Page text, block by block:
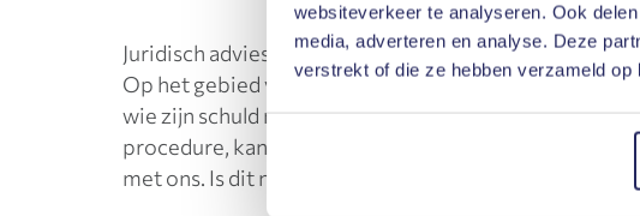
websiteverkeer te analyseren. Ook
media, adverteren en analyse. Deze
verstrekt of die ze hebben verzameld
Juridisch advies Purmerend: Executierecht
Op het gebied vanexecutierechtkan Koning en de
wie zijn schuld niet aflost. U kunt ons dan
procedure, kan Koning en de Raadt dit voor u
met ons. Is dit niet het geval? Dan wordt het vonnis